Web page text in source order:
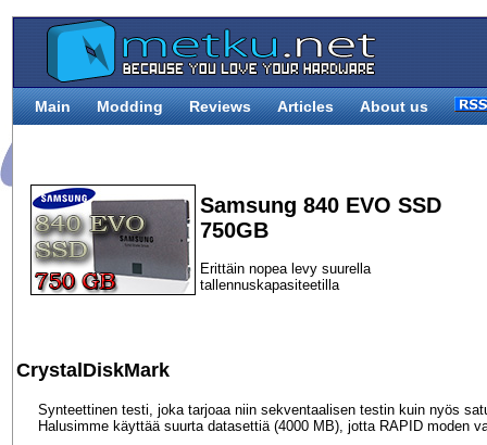
Main Modding Reviews Articles About us
Samsung 840 EVO SSD
750GB
Erittäin nopea levy suurella
tallennuskapasiteetilla
CrystalDiskMark
Synteettinen testi, joka tarjoaa niin sekventaalisen testin kuin nyös
Halusimme käyttää suurta datasettiä (4000 MB), jotta RAPID moden